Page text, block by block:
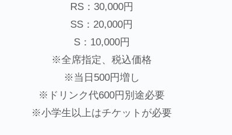
RS：30,000円
SS：20,000円
S：10,000円
※全席指定、税込価格
※当日500円増し
※ドリンク代600円別途必要
※小学生以上はチケットが必要